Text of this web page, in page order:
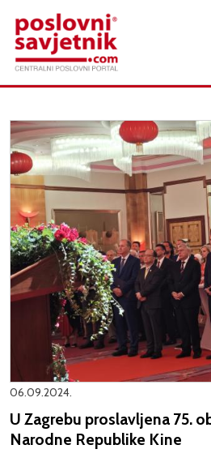
06.09.2024.
U Zagrebu proslavljena 75.
Narodne Republike Kine